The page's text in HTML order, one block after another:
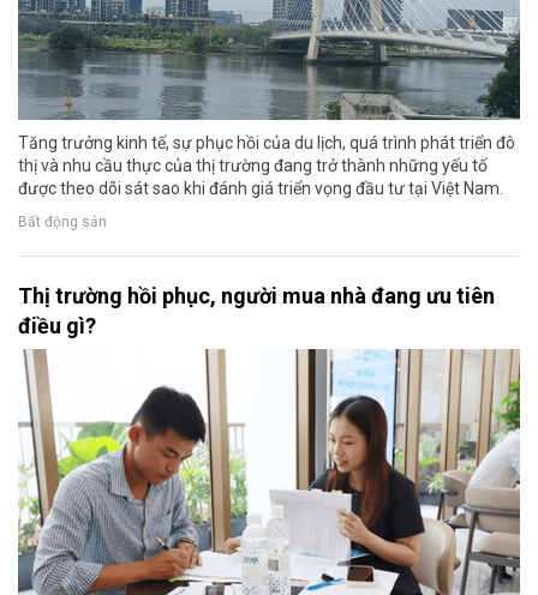
Tăng trưởng kinh tế, sự phục hồi của du lịch, quá trình phát triển đô
thị và nhu cầu thực của thị trường đang trở thành những yếu tố
được theo dõi sát sao khi đánh giá triển vọng đầu tư tại Việt Nam.
Bất động sản
Thị trường hồi phục, người mua nhà đang ưu tiên
điều gì?